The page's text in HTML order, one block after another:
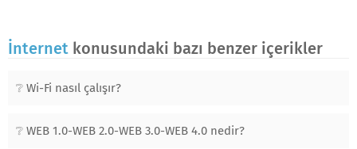
İnternet konusundaki bazı benzer içerikler
Wi-Fi nasıl çalışır?
WEB 1.0-WEB 2.0-WEB 3.0-WEB 4.0 nedir?